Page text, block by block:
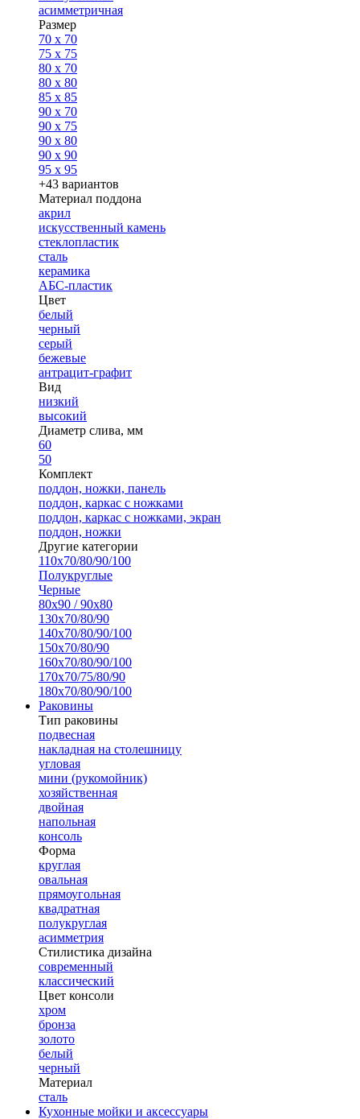
асимметричная
Размер
70 x 70
75 x 75
80 x 70
80 x 80
85 x 85
90 x 70
90 x 75
90 x 80
90 x 90
95 x 95
+43 вариантов
Материал поддона
акрил
искусственный камень
стеклопластик
сталь
керамика
АБС-пластик
Цвет
белый
черный
серый
бежевые
антрацит-графит
Вид
низкий
высокий
Диаметр слива, мм
60
50
Комплект
поддон, ножки, панель
поддон, каркас с ножками
поддон, каркас с ножками, экран
поддон, ножки
Другие категории
110х70/80/90/100
Полукруглые
Черные
80х90 / 90х80
130х70/80/90
140х70/80/90/100
150х70/80/90
160х70/80/90/100
170х70/75/80/90
180х70/80/90/100
Раковины
Тип раковины
подвесная
накладная на столешницу
угловая
мини (рукомойник)
хозяйственная
двойная
напольная
консоль
Форма
круглая
овальная
прямоугольная
квадратная
полукруглая
асимметрия
Стилистика дизайна
современный
классический
Цвет консоли
хром
бронза
золото
белый
черный
Материал
сталь
Кухонные мойки и аксессуары